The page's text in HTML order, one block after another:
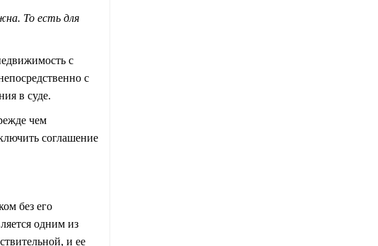
То есть для
с
с
в суде.
чем
соглашение
без его
одним из
и ее